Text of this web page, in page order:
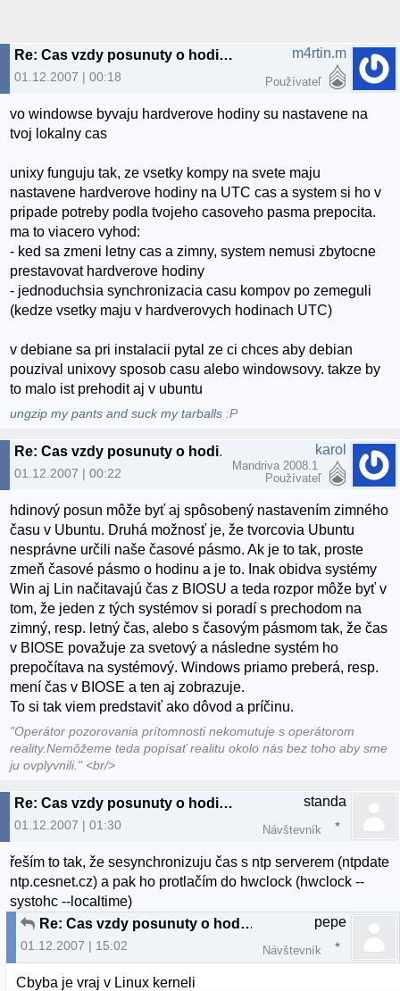
Re: Cas vzdy posunuty o hodinu, dual boot Ubuntu a XP
01.12.2007 | 00:18
m4rtin.m
Používateľ
vo windowse byvaju hardverove hodiny su nastavene na
tvoj lokalny cas
unixy funguju tak, ze vsetky kompy na svete maju
nastavene hardverove hodiny na UTC cas a system si ho v
pripade potreby podla tvojeho casoveho pasma prepocita.
ma to viacero vyhod:
- ked sa zmeni letny cas a zimny, system nemusi zbytocne
prestavovat hardverove hodiny
- jednoduchsia synchronizacia casu kompov po zemeguli
(kedze vsetky maju v hardverovych hodinach UTC)
v debiane sa pri instalacii pytal ze ci chces aby debian
pouzival unixovy sposob casu alebo windowsovy. takze by
to malo ist prehodit aj v ubuntu
ungzip my pants and suck my tarballs :P
Re: Cas vzdy posunuty o hodinu, dual boot Ubuntu a XP
01.12.2007 | 00:22
karol
Mandriva 2008.1
Používateľ
hdinový posun môže byť aj spôsobený nastavením zimného
času v Ubuntu. Druhá možnosť je, že tvorcovia Ubuntu
nesprávne určili naše časové pásmo. Ak je to tak, proste
zmeň časové pásmo o hodinu a je to. Inak obidva systémy
Win aj Lin načitavajú čas z BIOSU a teda rozpor môže byť v
tom, že jeden z tých systémov si poradí s prechodom na
zimný, resp. letný čas, alebo s časovým pásmom tak, že čas
v BIOSE považuje za svetový a následne systém ho
prepočítava na systémový. Windows priamo preberá, resp.
mení čas v BIOSE a ten aj zobrazuje.
To si tak viem predstaviť ako dôvod a príčinu.
"Operátor pozorovania prítomnosti nekomutuje s operátorom
reality.Nemôžeme teda popísať realitu okolo nás bez toho aby sme
ju ovplyvnili." <br/>
Re: Cas vzdy posunuty o hodinu, dual boot Ubuntu a XP
01.12.2007 | 01:30
standa
Návštevník
řeším to tak, že sesynchronizuju čas s ntp serverem (ntpdate
ntp.cesnet.cz) a pak ho protlačím do hwclock (hwclock --
systohc --localtime)
Re: Cas vzdy posunuty o hodinu, dual boot Ubuntu a XP
01.12.2007 | 15:02
pepe
Návštevník
Cbyba je vraj v Linux kerneli